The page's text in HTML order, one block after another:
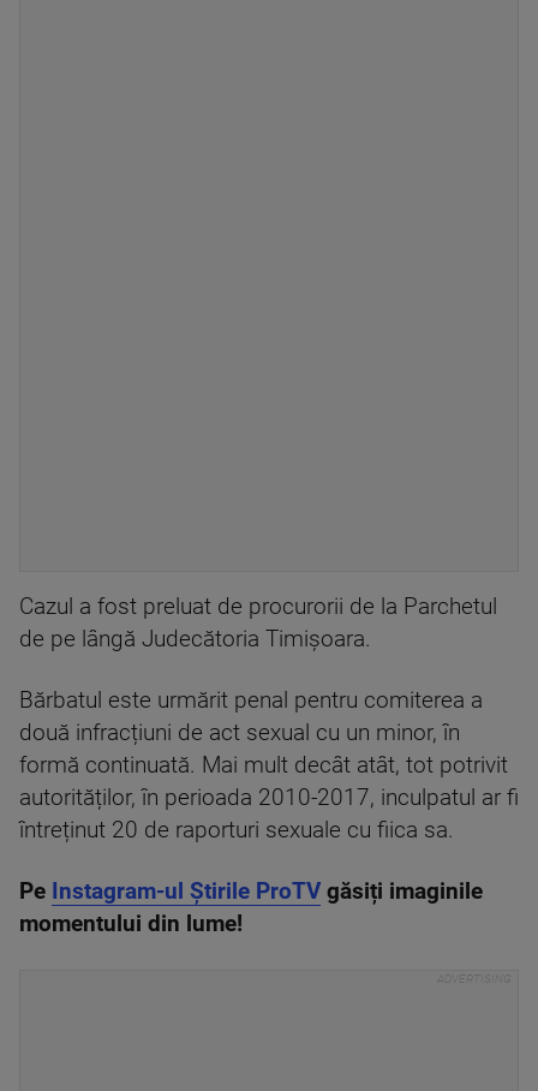
Cazul a fost preluat de procurorii de la Parchetul
de pe lângă Judecătoria Timișoara.
Bărbatul este urmărit penal pentru comiterea a
două infracțiuni de act sexual cu un minor, în
formă continuată. Mai mult decât atât, tot potrivit
autorităților, în perioada 2010-2017, inculpatul ar fi
întreținut 20 de raporturi sexuale cu fiica sa.
Pe Instagram-ul Știrile ProTV găsiți imaginile
momentului din lume!